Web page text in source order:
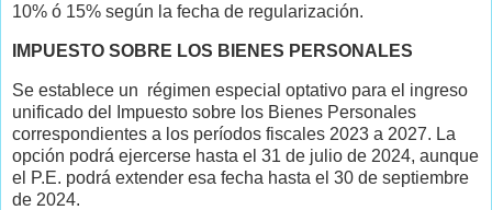
10% ó 15% según la fecha de regularización.
IMPUESTO SOBRE LOS BIENES PERSONALES
Se establece un régimen especial optativo para el ingreso
unificado del Impuesto sobre los Bienes Personales
correspondientes a los períodos fiscales 2023 a 2027. La
opción podrá ejercerse hasta el 31 de julio de 2024, aunque
el P.E. podrá extender esa fecha hasta el 30 de septiembre
de 2024.